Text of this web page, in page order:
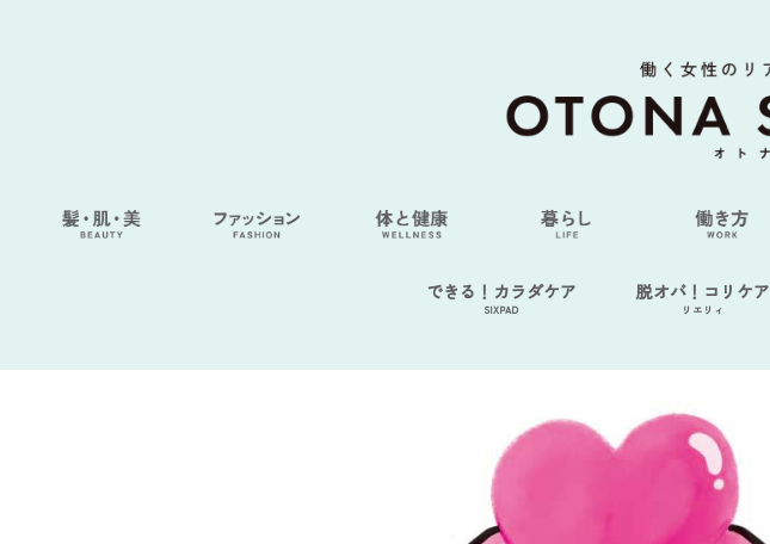
できる！カラダケア
SIXPAD
脱オバ！コリケア
リエリィ